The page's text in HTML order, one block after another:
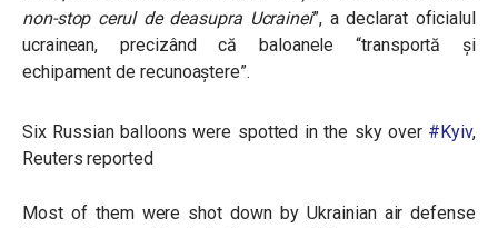
non-stop cerul de deasupra Ucrainei”, a declarat oficialul
ucrainean, precizând că baloanele “transportă și
echipament de recunoaștere”.
Six Russian balloons were spotted in the sky over #Kyiv,
Reuters reported
Most of them were shot down by Ukrainian air defense